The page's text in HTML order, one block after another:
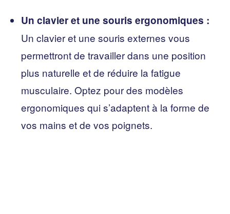
Un clavier et une souris ergonomiques :
Un clavier et une souris externes vous
permettront de travailler dans une position
plus naturelle et de réduire la fatigue
musculaire. Optez pour des modèles
ergonomiques qui s’adaptent à la forme de
vos mains et de vos poignets.